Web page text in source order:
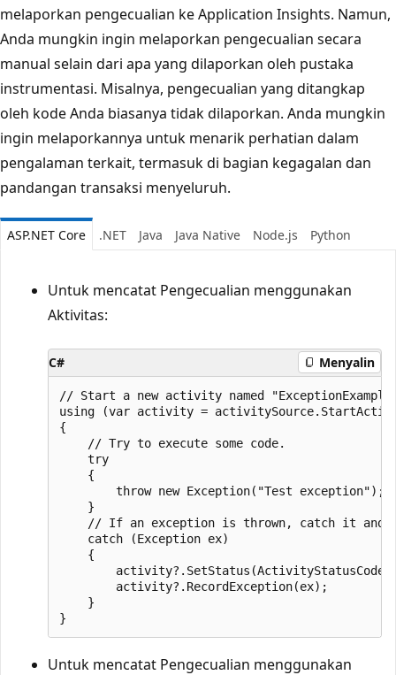
melaporkan pengecualian ke Application Insights. Namun,
Anda mungkin ingin melaporkan pengecualian secara
manual selain dari apa yang dilaporkan oleh pustaka
instrumentasi. Misalnya, pengecualian yang ditangkap
oleh kode Anda biasanya tidak dilaporkan. Anda mungkin
ingin melaporkannya untuk menarik perhatian dalam
pengalaman terkait, termasuk di bagian kegagalan dan
pandangan transaksi menyeluruh.
ASP.NET Core .NET Java Java Native Node.js Python
Untuk mencatat Pengecualian menggunakan
Aktivitas:
C# Menyalin
// Start a new activity named
using (var activity =
{
    // Try to execute some code.
    try
    {
        throw new Exception("Test exception");
    }
// If an exception is thrown, catch it and
    catch (Exception ex)
    {
        activity?.RecordException(ex);
    }
Untuk mencatat Pengecualian menggunakan